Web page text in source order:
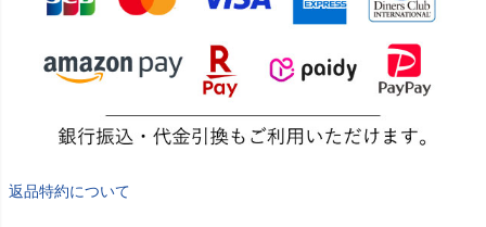
返品特約について